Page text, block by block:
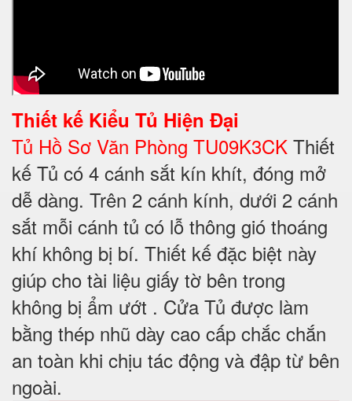
Thiết kế Kiểu Tủ Hiện Đại
Tủ Hồ Sơ Văn Phòng TU09K3CK Thiết
kế Tủ có 4 cánh sắt kín khít, đóng mở
dễ dàng. Trên 2 cánh kính, dưới 2 cánh
sắt mỗi cánh tủ có lỗ thông gió thoáng
khí không bị bí. Thiết kế đặc biệt này
giúp cho tài liệu giấy tờ bên trong
không bị ẩm ướt . Cửa Tủ được làm
bằng thép nhũ dày cao cấp chắc chắn
an toàn khi chịu tác động và đập từ bên
ngoài.